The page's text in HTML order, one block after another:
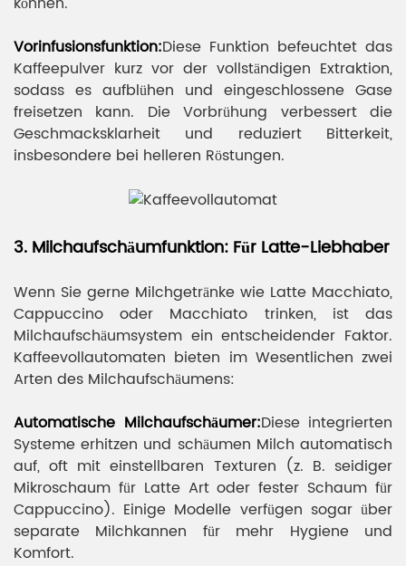
Vorinfusionsfunktion:Diese Funktion befeuchtet das
Kaffeepulver kurz vor der vollständigen Extraktion,
sodass es aufblühen und eingeschlossene Gase
freisetzen kann. Die Vorbrühung verbessert die
Geschmacksklarheit und reduziert Bitterkeit,
insbesondere bei helleren Röstungen.
3. Milchaufschäumfunktion: Für Latte-Liebhaber
Wenn Sie gerne Milchgetränke wie Latte Macchiato,
Cappuccino oder Macchiato trinken, ist das
Milchaufschäumsystem ein entscheidender Faktor.
Kaffeevollautomaten bieten im Wesentlichen zwei
Arten des Milchaufschäumens:
Automatische Milchaufschäumer:Diese integrierten
Systeme erhitzen und schäumen Milch automatisch
auf, oft mit einstellbaren Texturen (z. B. seidiger
Mikroschaum für Latte Art oder fester Schaum für
Cappuccino). Einige Modelle verfügen sogar über
separate Milchkannen für mehr Hygiene und
Komfort.